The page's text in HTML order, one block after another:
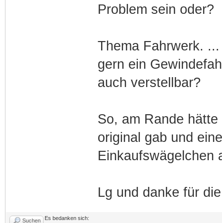
Problem sein oder?
Thema Fahrwerk.
gern ein
auch verstellbar?
So, am Rande
original gab und
Einkaufswägelchen
Lg und danke für
Suchen Es bedanken sich: